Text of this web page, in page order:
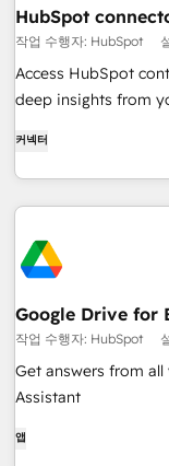
HubSpot
작업 수행자: HubSpot
Access HubSpot
deep insights from
coding required.
커넥터
Google Drive for
작업 수행자: HubSpot
Get answers from
Assistant
앱